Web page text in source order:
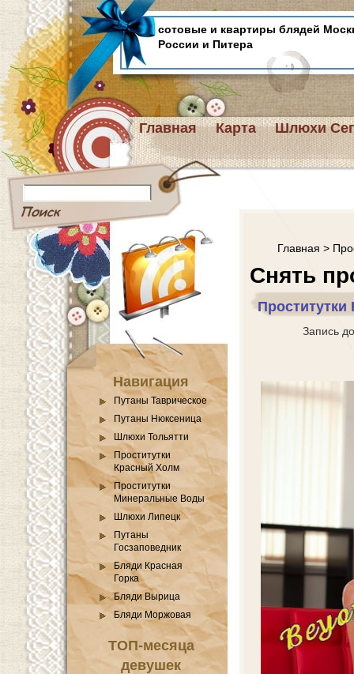
сотовые и квартиры блядей
России и Питера
Главная Карта Шлюхи
Навигация
Путаны Таврическое
Путаны Нюксеница
Шлюхи Тольятти
Проститутки
Красный Холм
Проститутки
Минеральные Воды
Шлюхи Липецк
Путаны
Госзаповедник
Бляди Красная
Горка
Бляди Вырица
Бляди Моржовая
ТОП-месяца
девушек
Главная >
Снять
Запись